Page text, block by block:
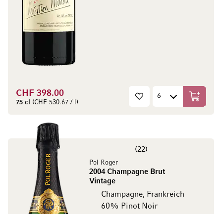
CHF 398.00
75 cl (CHF 530.67 / l) In den
22
Pol Roger
2004 Champagne Brut
Vintage
Champagne, Frankreich
60% Pinot Noir